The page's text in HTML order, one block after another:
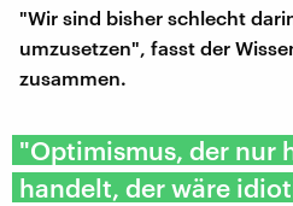
"Wir sind bisher schlecht
umzusetzen", fasst der
zusammen.
"Optimismus, der nur
handelt, der wäre